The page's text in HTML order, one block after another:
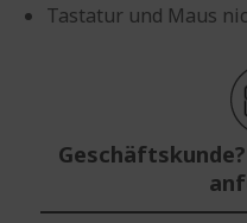
Tastatur und Maus